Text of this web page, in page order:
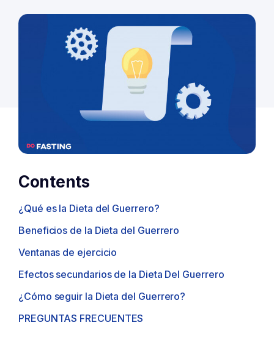
Contents
¿Qué es la Dieta del Guerrero?
Beneficios de la Dieta del Guerrero
Ventanas de ejercicio
Efectos secundarios de la Dieta Del Guerrero
¿Cómo seguir la Dieta del Guerrero?
PREGUNTAS FRECUENTES